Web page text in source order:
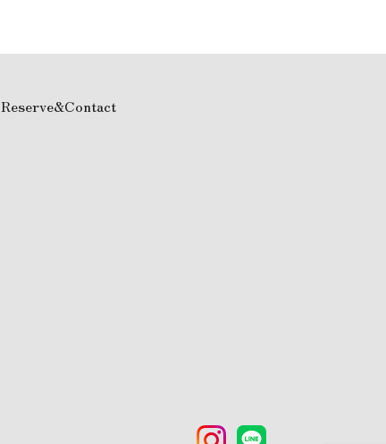
Reserve&Contact